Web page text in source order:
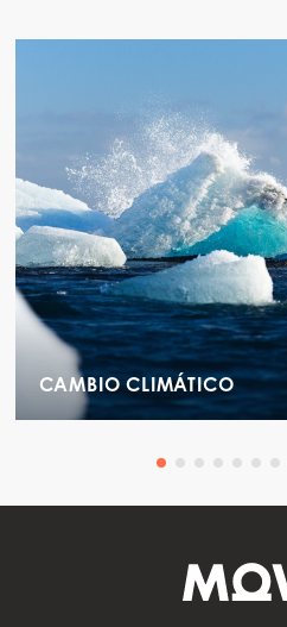
CAMBIO CLIMÁTICO